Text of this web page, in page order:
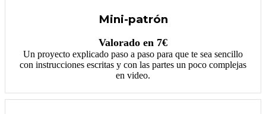
Mini-patrón
Valorado en 7€
Un proyecto explicado paso a paso para que te sea sencillo
con instrucciones escritas y con las partes un poco complejas
en video.